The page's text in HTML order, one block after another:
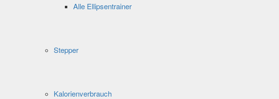
Alle Ellipsentrainer
Stepper
Kalorienverbrauch